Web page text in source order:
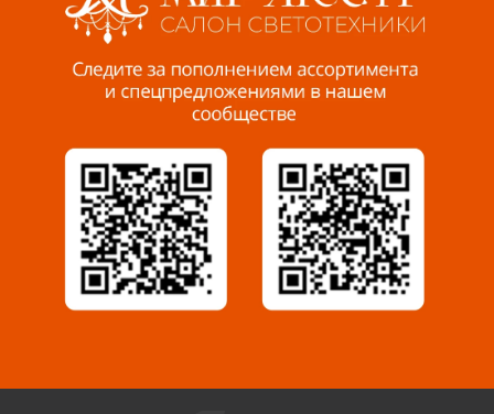
Пенза, ул. Пролетарская, 61 ТЦ "Стройбери"
Миасс, ул. Романенко, 95
8 922 500 30 39
Сызрань, ул. Декабристов, 1А
8 927 009 54 63
Саратов, ул. Танкистов, 37 (БЦ «Дикомп»)